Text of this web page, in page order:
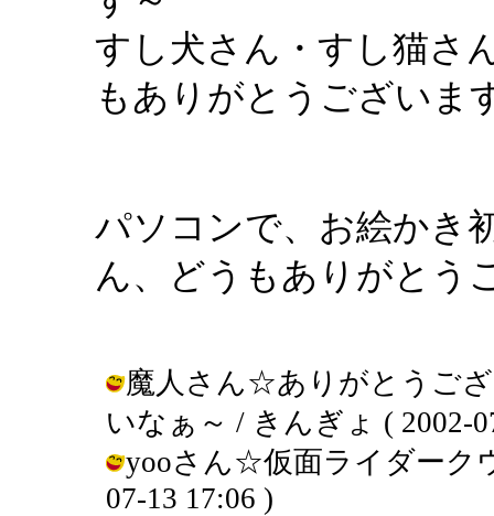
すし犬さん・すし猫さ
もありがとうございま
パソコンで、お絵かき
ん、どうもありがとう
魔人さん☆ありがとうご
いなぁ～ / きんぎょ ( 2002-
yooさん☆仮面ライダーク
07-13 17:06 )